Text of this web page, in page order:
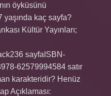
öyküsünü
yaşında kaç sayfa?
Kültür Yayınları;
sayfaISBN-
62579994584 satır
karakteridir? Henüz
Açıklaması: